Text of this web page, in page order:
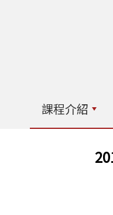
課程介紹